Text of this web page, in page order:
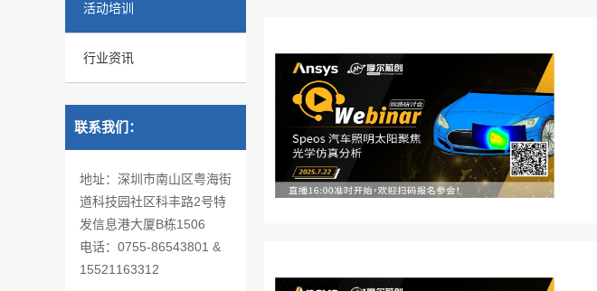
活动培训
行业资讯
联系我们：
地址：深圳市南山区粤海街
道科技园社区科丰路2号特
发信息港大厦B栋1506
电话：0755-86543801 &
15521163312